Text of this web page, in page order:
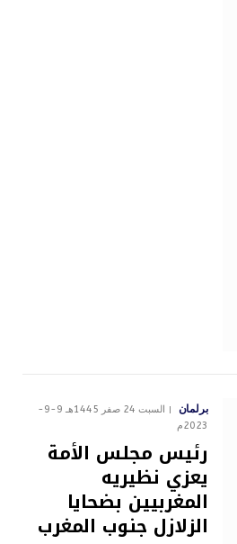
برلمان
السبت 24 صفر 1445هـ 9-9-
2023م
رئيس مجلس الأمة
يعزي نظيريه
المغربيين بضحايا
الزلازل جنوب المغرب